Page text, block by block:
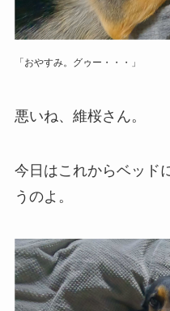
「おやすみ。グゥー・・・」
悪いね、維桜さん。
今日はこれからベッド
うのよ。